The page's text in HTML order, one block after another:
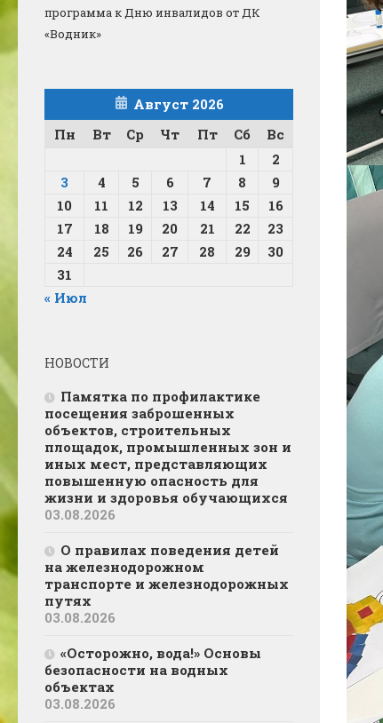
программа к Дню инвалидов от ДК
«Водник»
Август 2026
Пн
Вт Ср Чт Пт Сб
Вс
1
2
3
4 5 6 7 8
9
10
11 12 13 14 15
16
17
18 19 20 21 22
23
24
25 26 27 28 29
30
31
« Июл
НОВОСТИ
Памятка по профилактике
посещения заброшенных
объектов, строительных
площадок, промышленных зон и
иных мест, представляющих
повышенную опасность для
жизни и здоровья обучающихся
03.08.2026
О правилах поведения детей
на железнодорожном
транспорте и железнодорожных
путях
03.08.2026
«Осторожно, вода!» Основы
безопасности на водных
объектах
03.08.2026